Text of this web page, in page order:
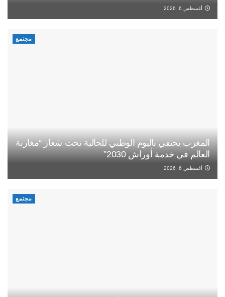
أغسطس 6, 2026
مجتمع
المغرب يحتفي باليوم الوطني للجالية تحت شعار “مغاربة
العالم في خدمة أوراش 2030”
أغسطس 6, 2026
مجتمع